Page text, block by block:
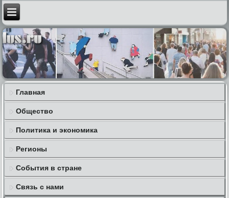
Главная
Общество
Политика и экономика
Регионы
События в стране
Связь с нами